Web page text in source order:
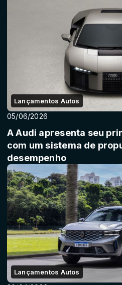
Lançamentos Autos
05/06/2026
A Audi apresenta seu
com um sistema de
desempenho
Lançamentos Autos